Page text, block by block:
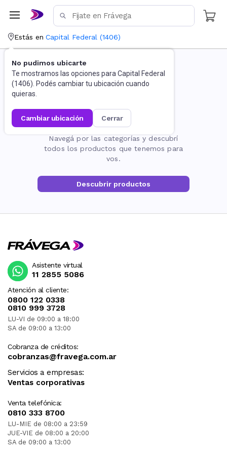
Estás en Capital Federal (1406)
No pudimos ubicarte
Te mostramos las opciones para Capital Federal
(1406). Podés cambiar tu ubicación cuando
quieras.
cambiar ubicación cerrar
La página no existe
Navegá por las categorías y descubrí
todos los productos que tenemos para
vos.
Descubrir productos
Atención al cliente:
0800 122 0338
0810 999 3728
LU-VI de 09:00 a 18:00
SA de 09:00 a 13:00
Cobranza de créditos:
cobranzas@fravega.com.ar
Servicios a empresas:
Ventas corporativas
Venta telefónica:
0810 333 8700
LU-MIE de 08:00 a 23:59
JUE-VIE de 08:00 a 20:00
SA de 09:00 a 13:00
Asistente virtual
11 2855 5086